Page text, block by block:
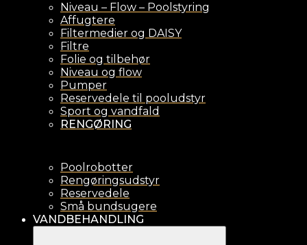
Niveau – Flow – Poolstyring
Affugtere
Filtermedier og DAISY
Filtre
Folie og tilbehør
Niveau og flow
Pumper
Reservedele til pooludstyr
Sport og vandfald
RENGØRING
Poolrobotter
Rengøringsudstyr
Reservedele
Små bundsugere
VANDBEHANDLING